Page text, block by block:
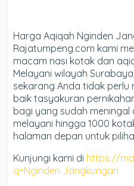
Harga Aqiqah Nginden
Rajatumpeng.com kami
macam nasi kotak dan
Melayani wilayah
sekarang Anda tidak
baik tasyakuran
bagi yang sudah meningal
melayani hingga 1000
halaman depan untuk
Kunjungi kami di https://
q=Nginden Jangkungan